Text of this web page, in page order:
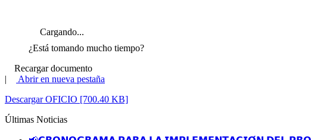
Cargando...
¿Está tomando mucho tiempo?
Recargar documento
|
Abrir en nueva pestaña
Descargar OFICIO [700.40 KB]
Últimas Noticias